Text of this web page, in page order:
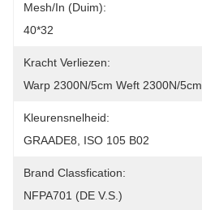
Mesh/In (Duim):
40*32
Kracht Verliezen:
Warp 2300N/5cm Weft 2300N/5cm
Kleurensnelheid:
GRAADE8, ISO 105 B02
Brand Classfication:
NFPA701 (DE V.S.)